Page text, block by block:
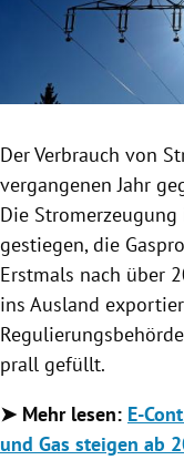
Untermenü
Untermenü
Untermenü
Untermenü
Der Verbrauch von
vergangenen Jahr
Die
gestiegen, die
Erstmals nach über
ins Ausland
prall gefüllt.
➤ Mehr lesen: E-
und Gas steigen ab